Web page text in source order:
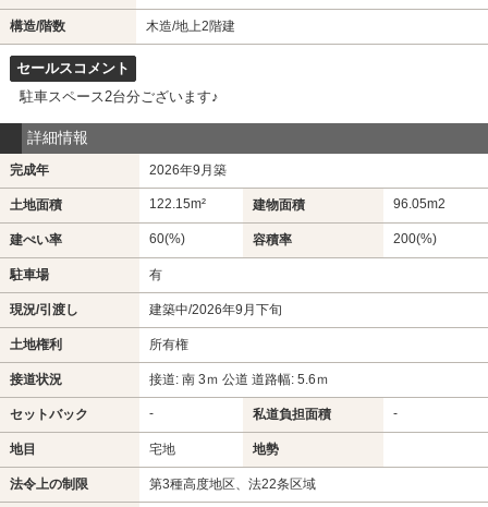
構造/階数 木造/地上2階建
セールスコメント
駐車スペース2台分ございます♪
詳細情報
完成年 2026年9月築
土地面積 122.15m² 建物面積 96.05m2
建ぺい率 60(%) 容積率 200(%)
駐車場 有
現況/引渡し 建築中/2026年9月下旬
土地権利 所有権
接道状況 接道: 南 3ｍ 公道 道路幅: 5.6ｍ
セットバック - 私道負担面積 -
地目 宅地 地勢
法令上の制限 第3種高度地区、法22条区域